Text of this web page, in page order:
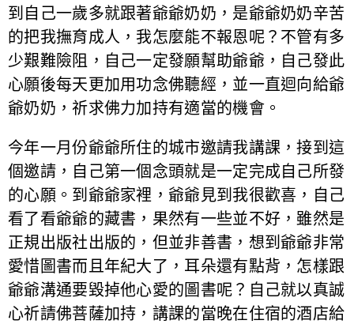
到自己一歲多就跟著爺爺奶奶，是爺爺奶奶辛苦
的把我撫育成人，我怎麼能不報恩呢？不管有多
少艱難險阻，自己一定發願幫助爺爺，自己發此
心願後每天更加用功念佛聽經，並一直迴向給爺
爺奶奶，祈求佛力加持有適當的機會。
今年一月份爺爺所住的城市邀請我講課，接到這
個邀請，自己第一個念頭就是一定完成自己所發
的心願。到爺爺家裡，爺爺見到我很歡喜，自己
看了看爺爺的藏書，果然有一些並不好，雖然是
正規出版社出版的，但並非善書，想到爺爺非常
愛惜圖書而且年紀大了，耳朵還有點背，怎樣跟
爺爺溝通要毀掉他心愛的圖書呢？自己就以真誠
心祈請佛菩薩加持，講課的當晚在住宿的酒店給